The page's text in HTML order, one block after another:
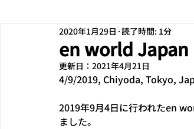
en world Japan
2020年1月29日 読了時間: 1分
更新日： 2021年4月21日
4/9/2019, Chiyoda, Tokyo,
2019年9月4日に行われたen
ました。